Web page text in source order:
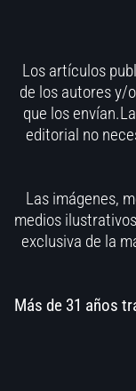
Los artículos
de los autores y/
que los
editorial no
Las imágenes,
medios
exclusiva de la
Más de 31 años